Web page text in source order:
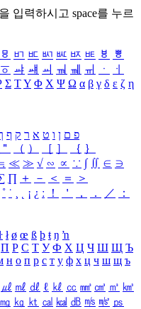
을 입력하시고 space를 누르
ㅱ ㅲ ㅳ ㅴ ㅵ ㅶ ㅷ ㅸ
ㅹ
ㆆ ㆇ ㆈ ㆉ ㆊ ㆋ ㆌ ㆍ
ㆎ
Σ ΤΥ Φ Χ Ψ Ω α β γ δ ε ζ η
פ ם ן ו ט א ר ק ף
＂ （ ） ［ ］ ｛ ｝
≪ ≫ √ ∽ ∝ ∵ ∫ ∬ ∈ ∋
∏ ＋ － ＜ ＝
＞
˚ ˙ ¸ ¡ ¿ ː ！ ＇ ， ． ／
：
ł ø œ ß þ ŧ ŋ ŉ
П Р С Т У Ф Х Ц Ч Ш Щ Ъ
н о п р с т у ф х ц ч ш щ ъ
㎕ ㎖ ㎗ ℓ ㎘ ㏄ ㎣ ㎤ ㎥ ㎦
㎎ ㎏ ㏏ ㎈ ㎉ ㏈ ㎧ ㎨ ㎰